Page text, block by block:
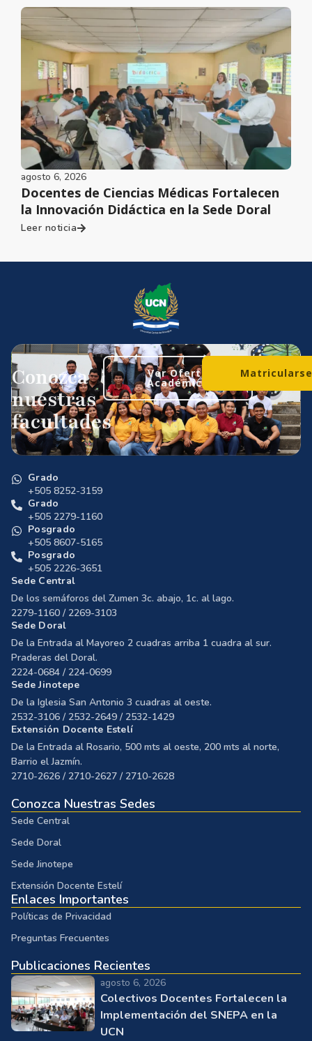
agosto 6, 2026
Docentes de Ciencias Médicas Fortalecen
la Innovación Didáctica en la Sede Doral
Leer noticia
Conozca
nuestras
facultades
Ver Oferta
Académica
Grado
+505 8252-3159
Grado
+505 2279-1160
Posgrado
+505 8607-5165
Posgrado
+505 2226-3651
Sede Central
De los semáforos del Zumen 3c. abajo, 1c. al lago.
2279-1160 / 2269-3103
Sede Doral
De la Entrada al Mayoreo 2 cuadras arriba 1 cuadra al sur.
Praderas del Doral.
2224-0684 / 224-0699
Sede Jinotepe
De la Iglesia San Antonio 3 cuadras al oeste.
2532-3106 / 2532-2649 / 2532-1429
Extensión Docente Estelí
De la Entrada al Rosario, 500 mts al oeste, 200 mts al norte,
Barrio el Jazmín.
2710-2626 / 2710-2627 / 2710-2628
Conozca Nuestras Sedes
Sede Central
Sede Doral
Sede Jinotepe
Extensión Docente Estelí
Enlaces Importantes
Políticas de Privacidad
Preguntas Frecuentes
Publicaciones Recientes
agosto 6, 2026
Colectivos Docentes Fortalecen la
Implementación del SNEPA en la
UCN